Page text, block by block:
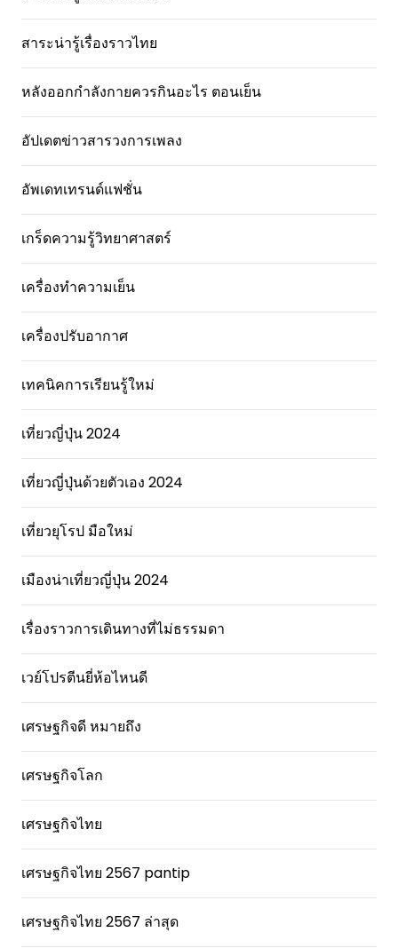
สาระน่ารู้เรื่องราวไทย
หลังออกกําลังกายควรกินอะไร ตอนเย็น
อัปเดตข่าวสารวงการเพลง
อัพเดทเทรนด์แฟชั่น
เกร็ดความรู้วิทยาศาสตร์
เครื่องทำความเย็น
เครื่องปรับอากาศ
เทคนิคการเรียนรู้ใหม่
เที่ยวญี่ปุ่น 2024
เที่ยวญี่ปุ่นด้วยตัวเอง 2024
เที่ยวยุโรป มือใหม่
เมืองน่าเที่ยวญี่ปุ่น 2024
เรื่องราวการเดินทางที่ไม่ธรรมดา
เวย์โปรตีนยี่ห้อไหนดี
เศรษฐกิจดี หมายถึง
เศรษฐกิจโลก
เศรษฐกิจไทย
เศรษฐกิจไทย 2567 pantip
เศรษฐกิจไทย 2567 ล่าสุด